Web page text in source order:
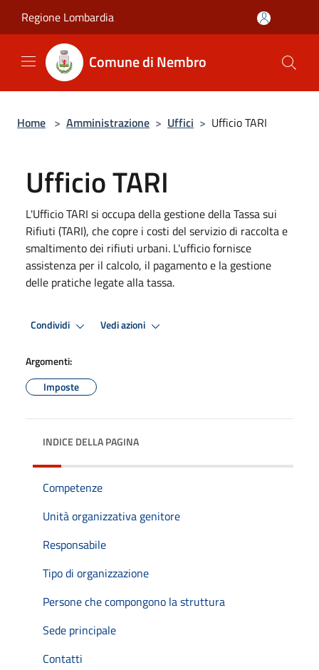
Regione Lombardia
Comune di Nembro
Home > Amministrazione > Uffici > Ufficio TARI
Ufficio TARI
L'Ufficio TARI si occupa della gestione della Tassa sui
Rifiuti (TARI), che copre i costi del servizio di raccolta e
smaltimento dei rifiuti urbani. L'ufficio fornisce
assistenza per il calcolo, il pagamento e la gestione
delle pratiche legate alla tassa.
Condividi Vedi azioni
Argomenti:
Imposte
INDICE DELLA PAGINA
Competenze
Unità organizzativa genitore
Responsabile
Tipo di organizzazione
Persone che compongono la struttura
Sede principale
Contatti